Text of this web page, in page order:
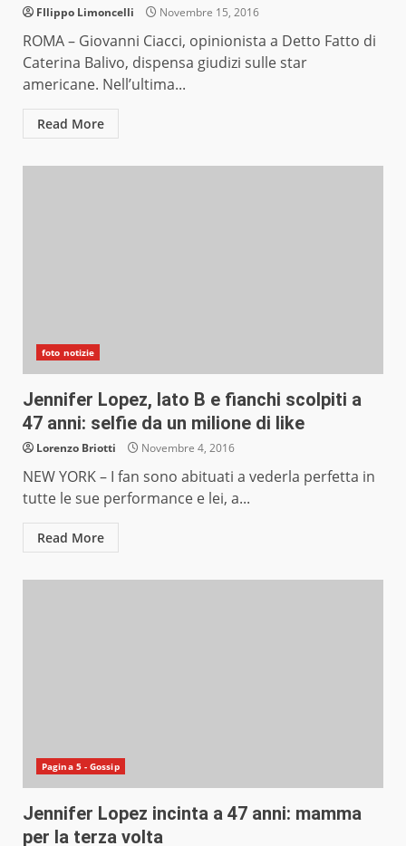
FIlippo Limoncelli Novembre 15, 2016
ROMA – Giovanni Ciacci, opinionista a Detto Fatto di
Caterina Balivo, dispensa giudizi sulle star
americane. Nell’ultima...
Read More
foto notizie
Jennifer Lopez, lato B e fianchi scolpiti a
47 anni: selfie da un milione di like
Lorenzo Briotti Novembre 4, 2016
NEW YORK – I fan sono abituati a vederla perfetta in
tutte le sue performance e lei, a...
Read More
Pagina 5 - Gossip
Jennifer Lopez incinta a 47 anni: mamma
per la terza volta